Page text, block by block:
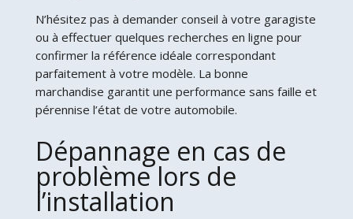
N’hésitez pas à demander conseil à votre garagiste
ou à effectuer quelques recherches en ligne pour
confirmer la référence idéale correspondant
parfaitement à votre modèle. La bonne
marchandise garantit une performance sans faille et
pérennise l’état de votre automobile.
Dépannage en cas de
problème lors de
l’installation